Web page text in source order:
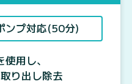
ンプ対応(50分)
用し、
り出し除去